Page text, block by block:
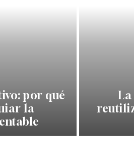
por qué
la